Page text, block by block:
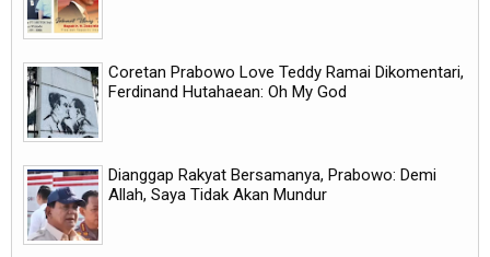
Coretan Prabowo Love Teddy Ramai Dikomentari,
Ferdinand Hutahaean: Oh My God
Dianggap Rakyat Bersamanya, Prabowo: Demi
Allah, Saya Tidak Akan Mundur